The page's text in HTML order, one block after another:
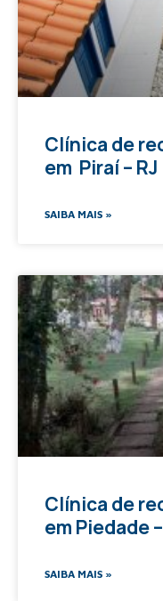
Clínica de
em Piraí – RJ
SAIBA MAIS »
Clínica de
em Piedade
SAIBA MAIS »